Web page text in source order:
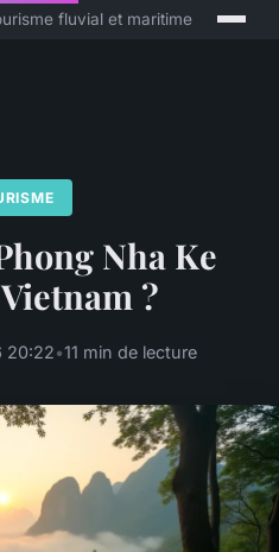
fluvial et maritime
Nha Ke
?
20:22•11 min de lecture